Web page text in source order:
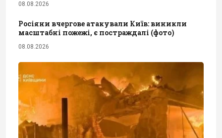
08.08.2026
Росіяни вчергове атакували Київ: виникли
масштабні пожежі, є постраждалі (фото)
08.08.2026